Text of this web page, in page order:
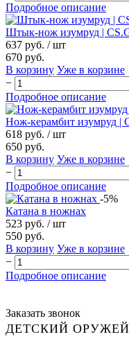
Подробное описание
Штык-нож изумруд |
637 руб. / шт
670 руб.
В корзину Уже в корзине
−
Подробное описание
Нож-керамбит изумруд |
618 руб. / шт
650 руб.
В корзину Уже в корзине
−
Подробное описание
-5%
Катана в ножнах
523 руб. / шт
550 руб.
В корзину Уже в корзине
−
Подробное описание
Заказать звонок
ДЕТСКИЙ